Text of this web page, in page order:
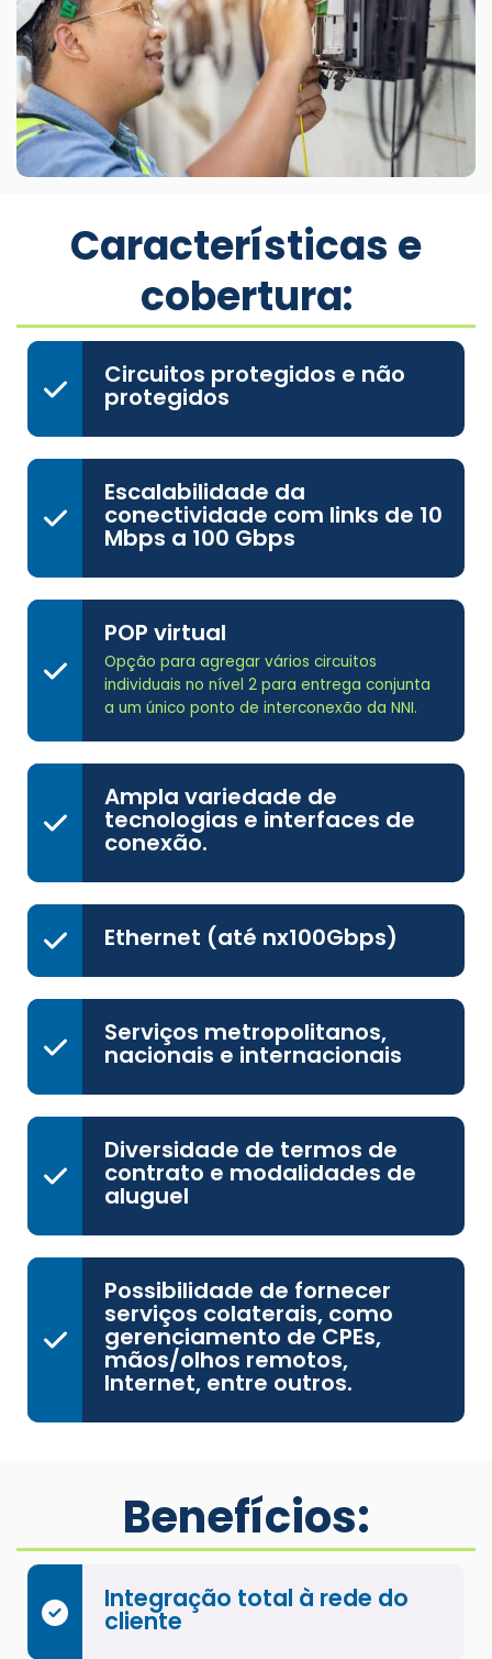
Características e
cobertura:
Circuitos protegidos e não
protegidos
Escalabilidade da
conectividade com links de 10
Mbps a 100 Gbps
POP virtual
Opção para agregar vários circuitos
individuais no nível 2 para entrega conjunta
a um único ponto de interconexão da NNI.
Ampla variedade de
tecnologias e interfaces de
conexão.
Ethernet (até nx100Gbps)
Serviços metropolitanos,
nacionais e internacionais
Diversidade de termos de
contrato e modalidades de
aluguel
Possibilidade de fornecer
serviços colaterais, como
gerenciamento de CPEs,
mãos/olhos remotos,
Internet, entre outros.
Benefícios:
Integração total à rede do
cliente